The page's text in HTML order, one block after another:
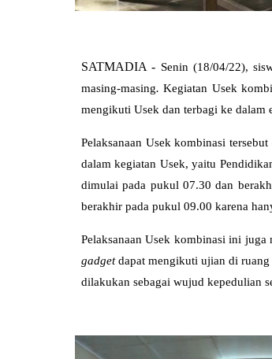
SATMADIA - Senin (18/04/22),
masing-masing.Kegiatan Usek
mengikuti Usek dan terbagi ke dalam
Pelaksanaan Usek kombinasi
dalam kegiatan Usek, yaitu
dimulai pada pukul 07.30 dan
berakhir pada pukul 09.00 karena
Pelaksanaan Usek kombinasi ini
gadgetdapat mengikuti ujian di ruang
dilakukan sebagai wujud kepedulian